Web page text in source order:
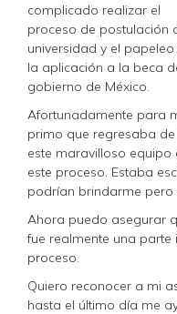
complicado realizar el
proceso de postulación
universidad y el papeleo
la aplicación a la beca
gobierno de México.
Afortunadamente para
primo que regresaba
este maravilloso
este proceso. Estaba
podrían brindarme pero
Ahora puedo asegurar
fue realmente una
proceso.
Quiero reconocer a mi
hasta el último día me